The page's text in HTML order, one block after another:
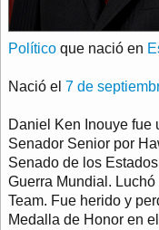
Político que nació en
Nació el 7 de
Daniel Ken Inouye fue
Senador Senior por
Senado de los
Guerra Mundial.
Team. Fue herido y
Medalla de Honor en